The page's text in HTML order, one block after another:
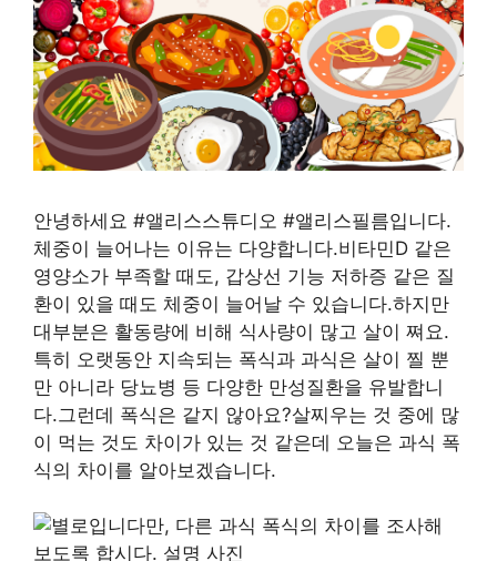
안녕하세요 #앨리스스튜디오 #앨리스필름입니다.
체중이 늘어나는 이유는 다양합니다.비타민D 같은
영양소가 부족할 때도, 갑상선 기능 저하증 같은 질
환이 있을 때도 체중이 늘어날 수 있습니다.하지만
대부분은 활동량에 비해 식사량이 많고 살이 쪄요.
특히 오랫동안 지속되는 폭식과 과식은 살이 찔 뿐
만 아니라 당뇨병 등 다양한 만성질환을 유발합니
다.그런데 폭식은 같지 않아요?살찌우는 것 중에 많
이 먹는 것도 차이가 있는 것 같은데 오늘은 과식 폭
식의 차이를 알아보겠습니다.